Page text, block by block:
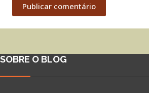
Publicar comentário
SOBRE O BLOG